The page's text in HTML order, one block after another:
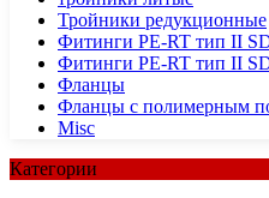
Тройники редукционные
Фитинги PE-RT тип II
Фитинги PE-RT тип II
Фланцы
Фланцы с полимерным
Misc
Категории